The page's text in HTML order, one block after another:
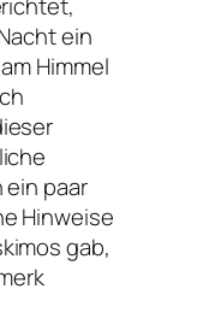
ein
Himmel
ein paar
Hinweise
gab,